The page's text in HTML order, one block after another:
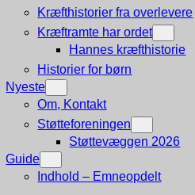
Kræfthistorier fra overlevere
Kræftramte har ordet
Hannes kræfthistorie
Historier for børn
Nyeste
Om, Kontakt
Støtteforeningen
Støttevæggen 2026
Guide
Indhold – Emneopdelt